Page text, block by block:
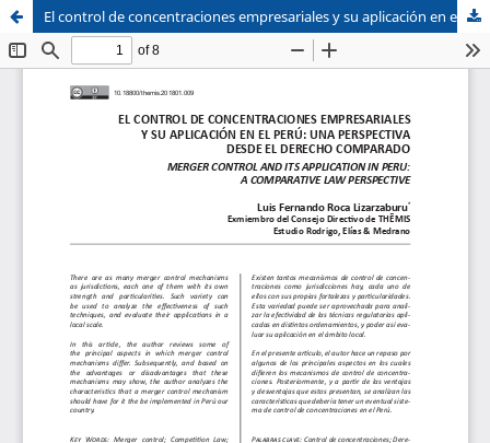
Sistema de
Bibliotecas
Facultad de
Derecho
El control de concentraciones empresariales y su aplicación en el Perú: una perspectiva desde el Derecho Comparado